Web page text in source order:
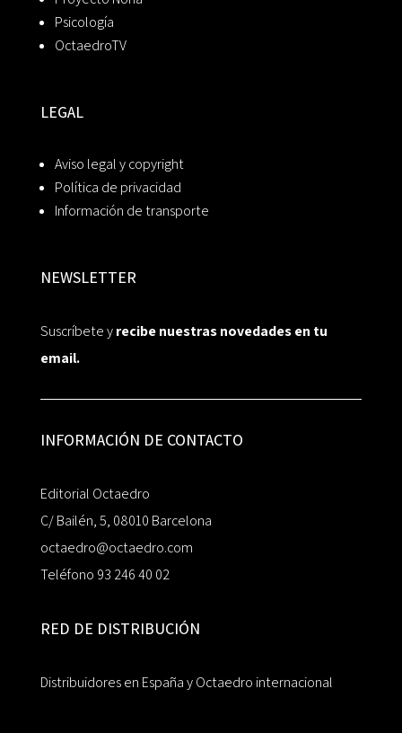
Psicología
OctaedroTV
LEGAL
Aviso legal y copyright
Política de privacidad
Información de transporte
NEWSLETTER
Suscríbete yrecibe nuestras novedades en tu
email.
INFORMACIÓN DE CONTACTO
Editorial Octaedro
C/ Bailén, 5, 08010 Barcelona
octaedro@octaedro.com
Teléfono 93 246 40 02
RED DE DISTRIBUCIÓN
Distribuidores en España y Octaedro internacional